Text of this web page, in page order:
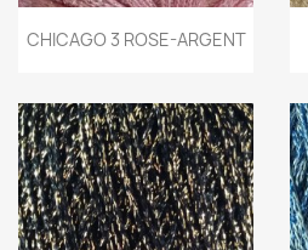
CHICAGO 3 ROSE-ARGENT